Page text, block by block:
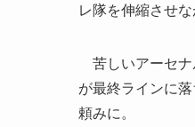
レ隊を伸縮させ
苦しいアーセナ
が最終ラインに
頼みに。